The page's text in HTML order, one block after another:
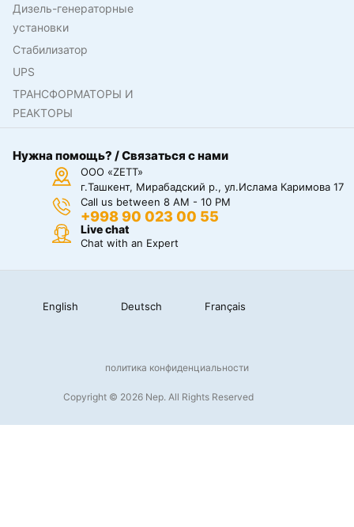
Дизель-генераторные
установки
Стабилизатор
UPS
ТРАНСФОРМАТОРЫ И
РЕАКТОРЫ
Нужна помощь? / Связаться с нами
ООО «ZETT»
г.Ташкент, Мирабадский р., ул.Ислама Каримова 17
Call us between 8 AM - 10 PM
+998 90 023 00 55
Live chat
Chat with an Expert
English Deutsch Français
Copyright © 2026 Nep. All Rights Reserved
политика конфиденциальности